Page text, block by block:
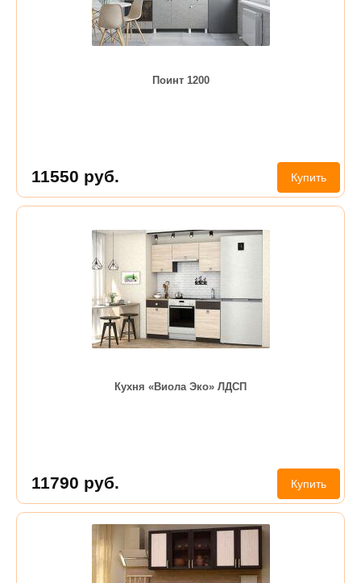
Поинт 1200
11550 руб. Купить
Кухня «Виола Эко» ЛДСП
11790 руб. Купить